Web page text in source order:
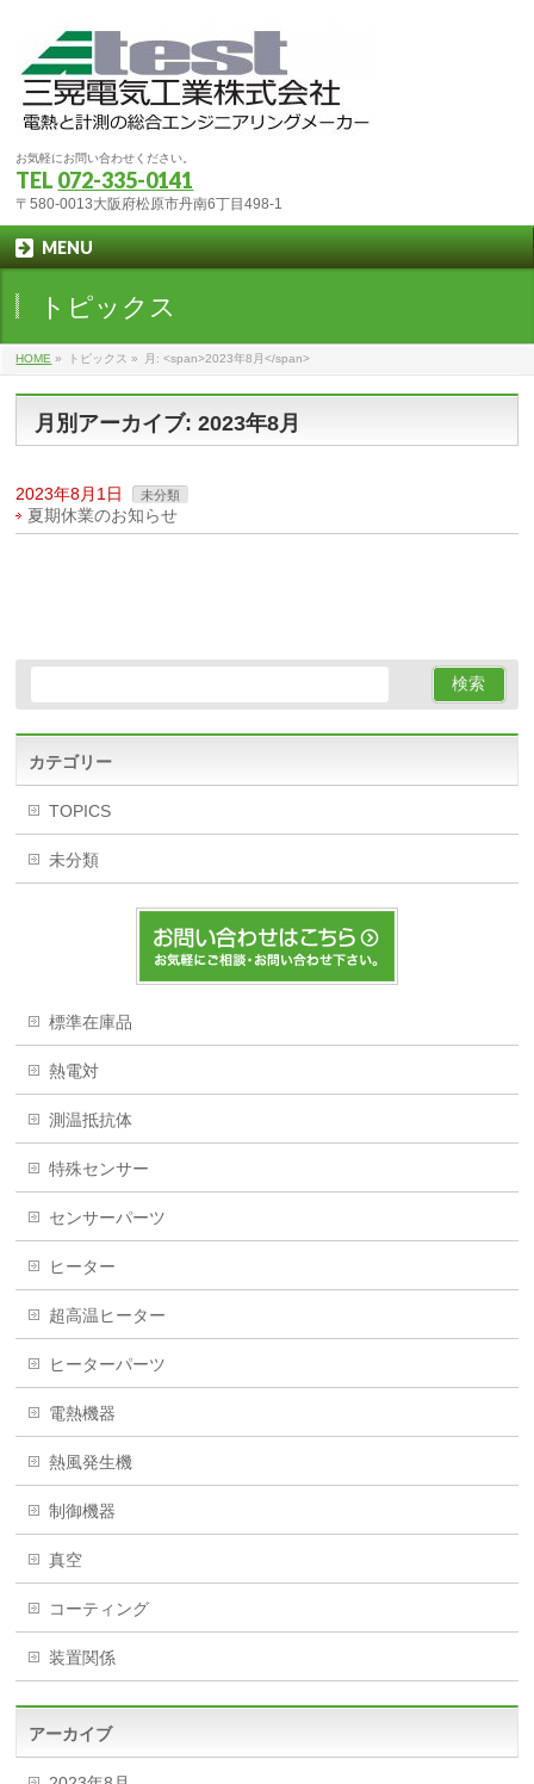
お気軽にお問い合わせください。
TEL 072-335-0141
〒580-0013大阪府松原市丹南6丁目498-1
MENU
トピックス
HOME » トピックス » 月: <span>2023年8月</span>
月別アーカイブ: 2023年8月
2023年8月1日 未分類
夏期休業のお知らせ
カテゴリー
TOPICS
未分類
標準在庫品
熱電対
測温抵抗体
特殊センサー
センサーパーツ
ヒーター
超高温ヒーター
ヒーターパーツ
電熱機器
熱風発生機
制御機器
真空
コーティング
装置関係
アーカイブ